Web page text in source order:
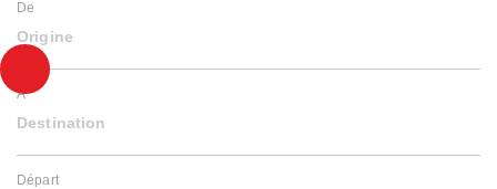
De
Origine
À
Destination
Départ